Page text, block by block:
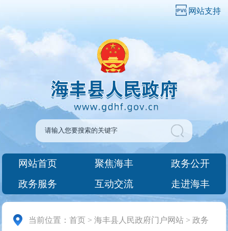
网站支持
网站首页 聚焦海丰
政务公开
政务服务
互动交流 走进海丰
当前位置：首页 >海丰县人民政府门户网站 >政务